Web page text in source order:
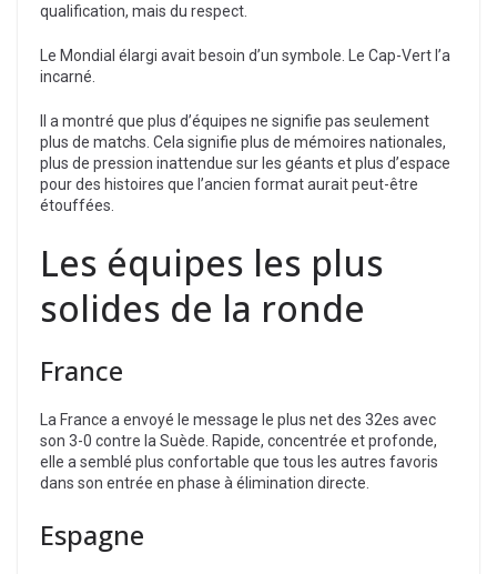
qualification, mais du respect.
Le Mondial élargi avait besoin d’un symbole. Le Cap-Vert l’a
incarné.
Il a montré que plus d’équipes ne signifie pas seulement
plus de matchs. Cela signifie plus de mémoires nationales,
plus de pression inattendue sur les géants et plus d’espace
pour des histoires que l’ancien format aurait peut-être
étouffées.
Les équipes les plus
solides de la ronde
France
La France a envoyé le message le plus net des 32es avec
son 3-0 contre la Suède. Rapide, concentrée et profonde,
elle a semblé plus confortable que tous les autres favoris
dans son entrée en phase à élimination directe.
Espagne